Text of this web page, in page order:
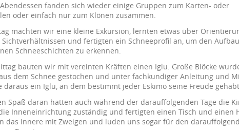
fanden sich wieder einige Gruppen zum Karten- oder
oder einfach nur zum Klönen zusammen.
machten wir eine kleine Exkursion, lernten etwas über
Sichtverhältnissen und fertigten ein Schneeprofil an, um den
Schneeschichten zu erkennen.
bauten wir mit vereinten Kräften einen Iglu. Große Blöcke
dem Schnee gestochen und unter fachkundiger Anleitung und
daraus ein Iglu, an dem bestimmt jeder Eskimo seine Freude
Spaß daran hatten auch während der darauffolgenden Tage die
Inneneinrichtung zuständig und fertigten einen Tisch und einen
das Innere mit Zweigen und luden uns sogar für den